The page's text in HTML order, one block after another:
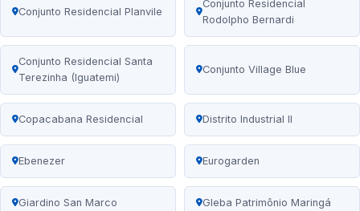
Conjunto Residencial Planvile
Conjunto Residencial
Rodolpho Bernardi
Conjunto Residencial Santa
Terezinha (Iguatemi)
Conjunto Village Blue
Copacabana Residencial Distrito Industrial II
Ebenezer Eurogarden
Giardino San Marco Gleba Patrimônio Maringá